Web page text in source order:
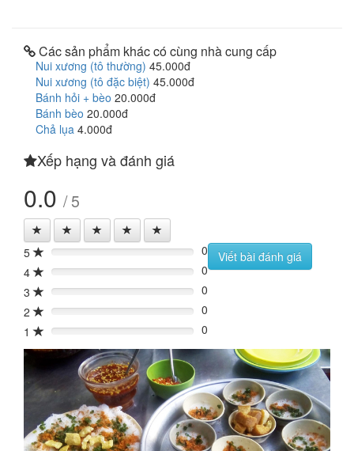
Các sản phẩm khác có cùng nhà cung cấp
Nui xương (tô thường) 45.000đ
Nui xương (tô đặc biệt) 45.000đ
Bánh hỏi + bèo 20.000đ
Bánh bèo 20.000đ
Chả lụa 4.000đ
Xếp hạng và đánh giá
0.0 / 5
5 0%
0
4
0%
0
3
0%
0
2
0%
0
1
0% 0
Viết bài đánh giá